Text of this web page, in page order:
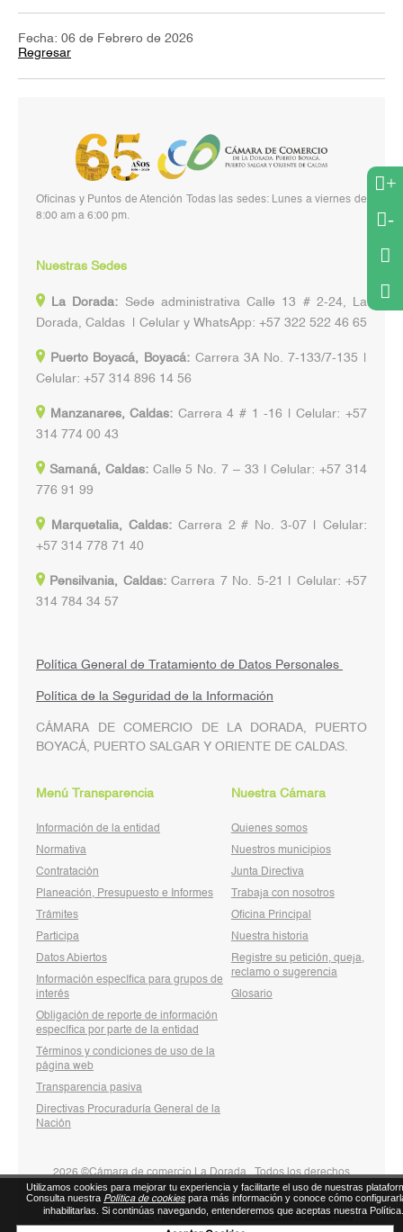
Fecha: 06 de Febrero de 2026
Regresar
+
-
Oficinas y Puntos de Atención Todas las sedes: Lunes a viernes de
8:00 am a 6:00 pm.
Nuestras Sedes
La Dorada: Sede administrativa Calle 13 # 2-24, La
Dorada, Caldas | Celular y WhatsApp: +57 322 522 46 65
Puerto Boyacá, Boyacá:Carrera 3A No. 7-133/7-135 |
Celular: +57 314 896 14 56
Manzanares, Caldas: Carrera 4 # 1 -16 | Celular: +57
314 774 00 43
Samaná, Caldas: Calle 5 No. 7 – 33 | Celular: +57 314
776 91 99
Marquetalia, Caldas:Carrera 2 # No. 3-07 | Celular:
+57 314 778 71 40
Pensilvania, Caldas:Carrera 7 No. 5-21 | Celular: +57
314 784 34 57
Política General de Tratamiento de Datos Personales
Política de la Seguridad de la Información
CÁMARA DE COMERCIO DE LA DORADA, PUERTO
BOYACÁ, PUERTO SALGAR Y ORIENTE DE CALDAS.
Menú Transparencia
Información de la entidad
Normativa
Contratación
Planeación, Presupuesto e Informes
Trámites
Participa
Datos Abiertos
Información específica para grupos de
interés
Obligación de reporte de información
específica por parte de la entidad
Términos y condiciones de uso de la
página web
Transparencia pasiva
Directivas Procuraduría General de la
Nación
Nuestra Cámara
Quienes somos
Nuestros municipios
Junta Directiva
Trabaja con nosotros
Oficina Principal
Nuestra historia
Registre su petición, queja,
reclamo o sugerencia
Glosario
2026 ©Cámara de comercio La Dorada . Todos los derechos
reservados
Diseñado por Exus™ |Diseñado por Exus™ | Email Marketing
Utilizamos cookies para mejorar tu experiencia y facilitarte el uso de nuestras
Consulta nuestra Política de cookies para más información y conoce cómo
inhabilitarlas. Si continúas navegando, entenderemos que aceptas nuestra Política.